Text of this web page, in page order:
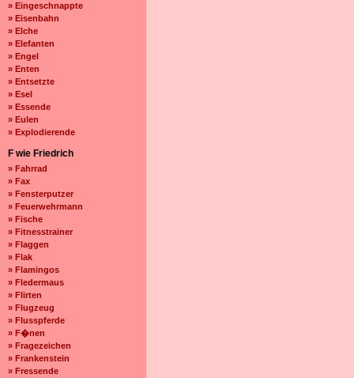
» Eingeschnappte
» Eisenbahn
» Elche
» Elefanten
» Engel
» Enten
» Entsetzte
» Esel
» Essende
» Eulen
» Explodierende
F wie Friedrich
» Fahrrad
» Fax
» Fensterputzer
» Feuerwehrmann
» Fische
» Fitnesstrainer
» Flaggen
» Flak
» Flamingos
» Fledermaus
» Flirten
» Flugzeug
» Flusspferde
» F�nen
» Fragezeichen
» Frankenstein
» Fressende